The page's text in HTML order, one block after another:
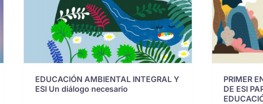
EDUCACIÓN AMBIENTAL INTEGRAL Y
ESI Un diálogo necesario
PRIMER
DE ESI